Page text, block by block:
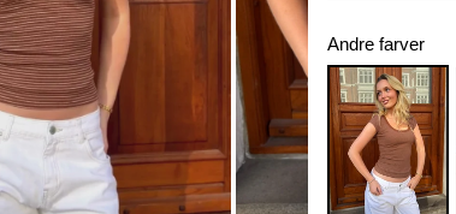
Andre farver